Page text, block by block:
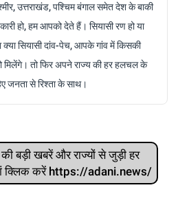
उत्तराखंड, पश्चिम बंगाल समेत देश के बाकी
हो, हम आपको देते हैं। सियासी रण हो या
सियासी दांव-पेच, आपके गांव में किसकी
तो फिर अपने राज्य की हर हलचल के
जनता से रिश्ता के साथ।
बड़ी खबरें और राज्‍यों से जुड़ी हर
क्लिक करें https://adani.news/